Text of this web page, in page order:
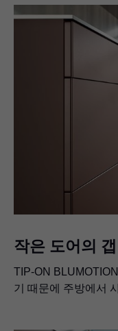
작은 도어의 갭
TIP-ON
기 때문에 주방에서